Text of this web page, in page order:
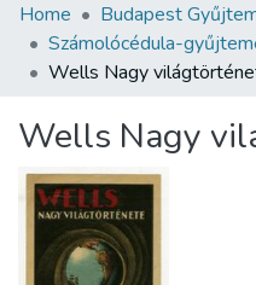
Communities &
All of DSpace
Home Budapest
Számolócédula-
Wells Nagy
Wells Nagy